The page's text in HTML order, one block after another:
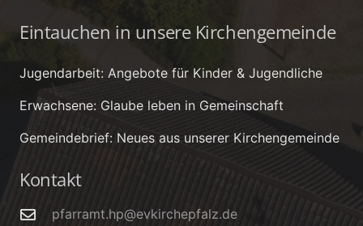
Eintauchen in unsere Kirchengemeinde
Jugendarbeit: Angebote für Kinder & Jugendliche
Erwachsene: Glaube leben in Gemeinschaft
Gemeindebrief: Neues aus unserer Kirchengemeinde
Kontakt
pfarramt.hp@evkirchepfalz.de